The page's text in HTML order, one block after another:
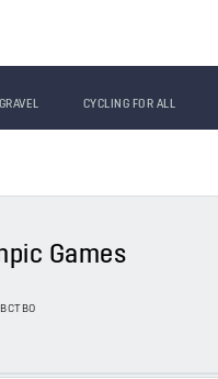
GRAVEL CYCLING FOR ALL
Games